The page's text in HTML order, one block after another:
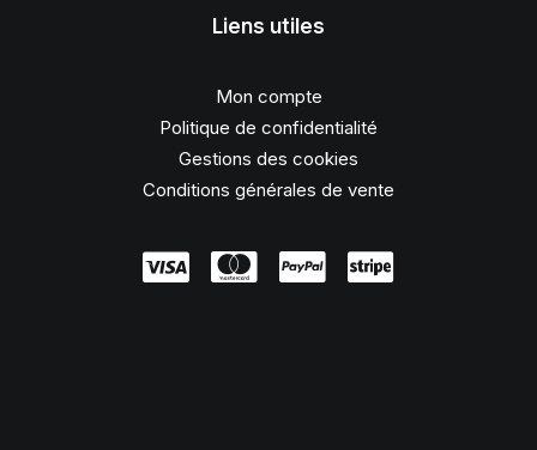
Liens utiles
Mon compte
Politique de confidentialité
Gestions des cookies
Conditions générales de vente